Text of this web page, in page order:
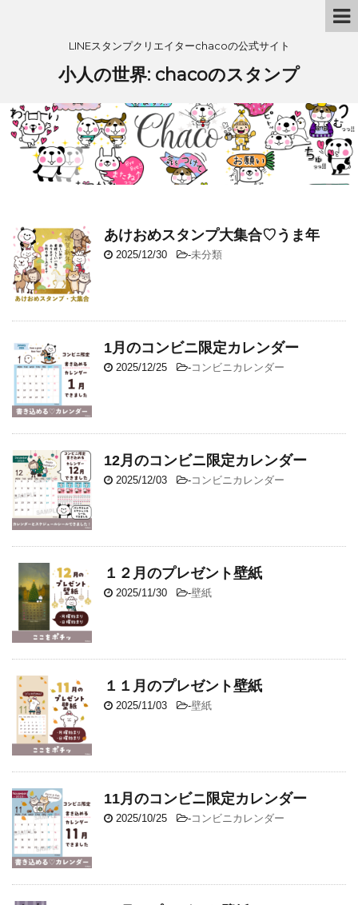
LINEスタンプクリエイターchacoの公式サイト
小人の世界: chacoのスタンプ
あけおめスタンプ大集合♡うま年
2025/12/30 -未分類
1月のコンビニ限定カレンダー
2025/12/25 -コンビニカレンダー
12月のコンビニ限定カレンダー
2025/12/03 -コンビニカレンダー
１２月のプレゼント壁紙
2025/11/30 -壁紙
１１月のプレゼント壁紙
2025/11/03 -壁紙
11月のコンビニ限定カレンダー
2025/10/25 -コンビニカレンダー